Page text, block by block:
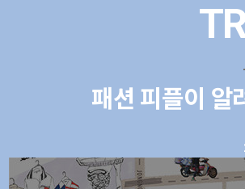
패션 피플이 알